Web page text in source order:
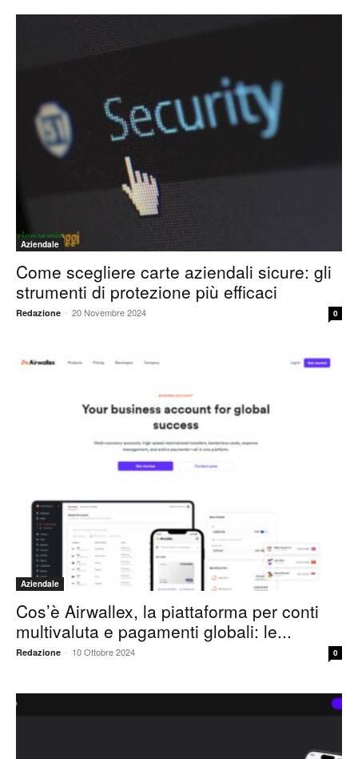
Aziendale
Come scegliere carte aziendali sicure: gli
strumenti di protezione più efficaci
Redazione - 20 Novembre 2024 0
Aziendale
Cos’è Airwallex, la piattaforma per conti
multivaluta e pagamenti globali: le...
Redazione - 10 Ottobre 2024 0